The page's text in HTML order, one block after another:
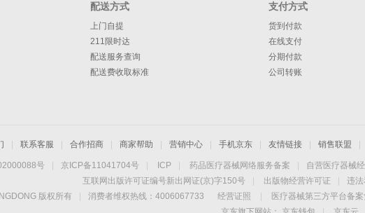
配送方式
上门自提
211限时达
配送服务查询
配送费收取标准
支付方式
货到付款
在线支付
分期付款
公司转账
联系客服 合作招商 商家帮助 营销中心 手机京东 友情链接 销售联盟
号 京ICP备11041704号 ICP 药品医疗器械网络服务备案 自营医疗器械
互联网出版许可证编号新出网证(京)字150号
出版物经营许可证
违
版权所有 消费者维权热线：4006067733 经营证照 医疗器械第三方平台备